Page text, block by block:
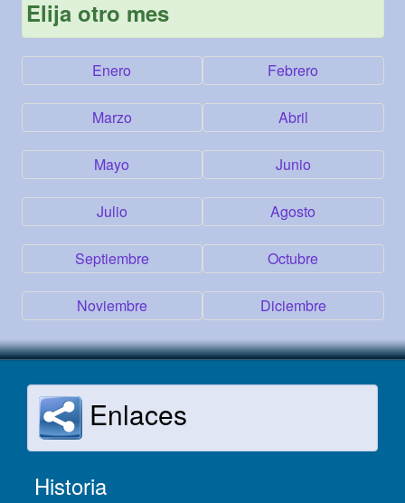
Elija otro mes
Enero Febrero
Marzo Abril
Mayo Junio
Julio Agosto
Septiembre Octubre
Noviembre Diciembre
Enlaces
Historia